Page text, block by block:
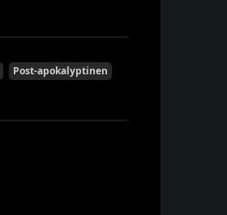
Post-apokalyptinen